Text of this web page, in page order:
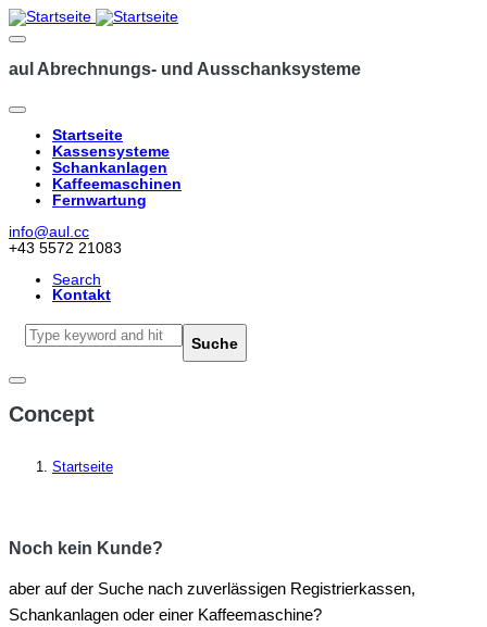
aul Abrechnungs- und Ausschanksysteme
Hauptnavigation
Startseite
Kassensysteme
Schankanlagen
Kaffeemaschinen
Fernwartung
info@aul.cc
+43 5572 21083
Navigation
other
Search
Kontakt
Suche
Concept
Startseite
Noch kein Kunde?
aber auf der Suche nach zuverlässigen Registrierkassen,
Schankanlagen oder einer Kaffeemaschine?